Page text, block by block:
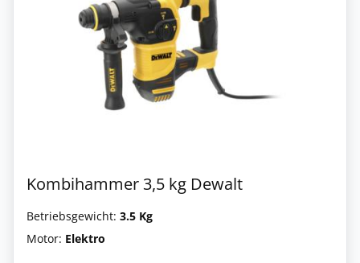
Kombihammer 3,5 kg Dewalt
Betriebsgewicht: 3.5 Kg
Motor: Elektro